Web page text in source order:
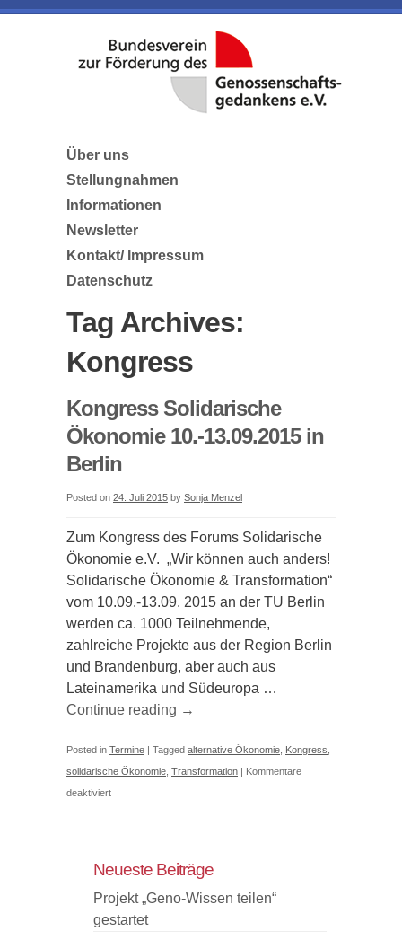
Über uns
Stellungnahmen
Informationen
Newsletter
Kontakt/ Impressum
Datenschutz
Tag Archives:
Kongress
Kongress Solidarische
Ökonomie 10.-13.09.2015 in
Berlin
Posted on 24. Juli 2015 by Sonja Menzel
Zum Kongress des Forums Solidarische
Ökonomie e.V. „Wir können auch anders!
Solidarische Ökonomie & Transformation“
vom 10.09.-13.09. 2015 an der TU Berlin
werden ca. 1000 Teilnehmende,
zahlreiche Projekte aus der Region Berlin
und Brandenburg, aber auch aus
Lateinamerika und Südeuropa …
Continue reading →
Posted in Termine | Tagged alternative Ökonomie Kongress
solidarische Ökonomie Transformation | Kommentare
deaktiviertfür
10.-13.09.2015
in
Berlin
Neueste Beiträge
Projekt „Geno-Wissen teilen“
gestartet